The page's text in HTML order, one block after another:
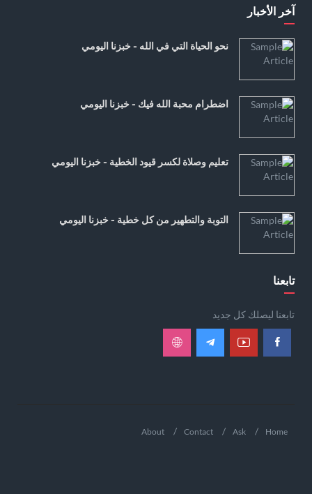
آخر الأخبار
نحو الحياة التي في الله - خبزنا اليومي
اضطرام محبة الله فيك - خبزنا اليومي
تعليم وصلاة لكسر قيود الخطية - خبزنا اليومي
التوبة والتطهير من كل خطية - خبزنا اليومي
تابعنا
تابعنا ليصلك كل جديد
Home
Ask
Contact
About